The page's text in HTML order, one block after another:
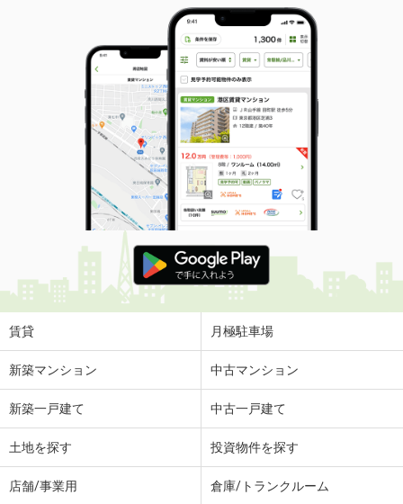
賃貸 月極駐車場
新築マンション 中古マンション
新築一戸建て 中古一戸建て
土地を探す 投資物件を探す
店舗/事業用 倉庫/トランクルーム